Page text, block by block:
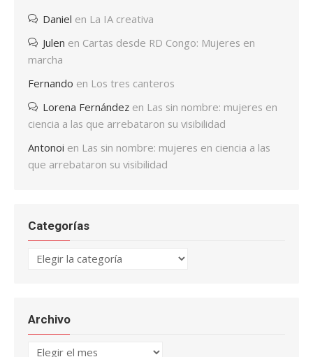
Daniel en La IA creativa
Julen en Cartas desde RD Congo: Mujeres en
marcha
Fernando en Los tres canteros
Lorena Fernández en Las sin nombre: mujeres en
ciencia a las que arrebataron su visibilidad
Antonoi en Las sin nombre: mujeres en ciencia a las
que arrebataron su visibilidad
Categorías
Categorías
Archivo
Archivo